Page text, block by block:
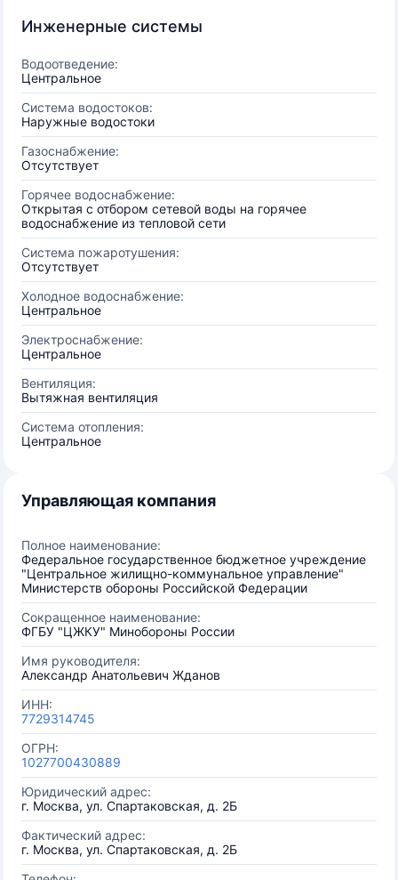
Инженерные системы
Водоотведение:
Центральное
Система водостоков:
Наружные водостоки
Газоснабжение:
Отсутствует
Горячее водоснабжение:
Открытая с отбором сетевой воды на горячее
водоснабжение из тепловой сети
Система пожаротушения:
Отсутствует
Холодное водоснабжение:
Центральное
Электроснабжение:
Центральное
Вентиляция:
Вытяжная вентиляция
Система отопления:
Центральное
Управляющая компания
Полное наименование:
Федеральное государственное бюджетное учреждение
"Центральное жилищно-коммунальное управление"
Министерств обороны Российской Федерации
Сокращенное наименование:
ФГБУ "ЦЖКУ" Минобороны России
Имя руководителя:
Александр Анатольевич Жданов
ИНН:
7729314745
ОГРН:
1027700430889
Юридический адрес:
г. Москва, ул. Спартаковская, д. 2Б
Фактический адрес:
г. Москва, ул. Спартаковская, д. 2Б